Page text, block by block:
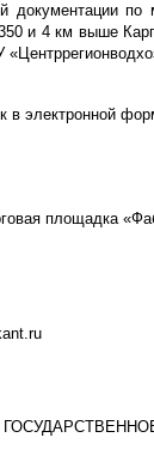
документации
и 4 км выше
в электронной
площадка